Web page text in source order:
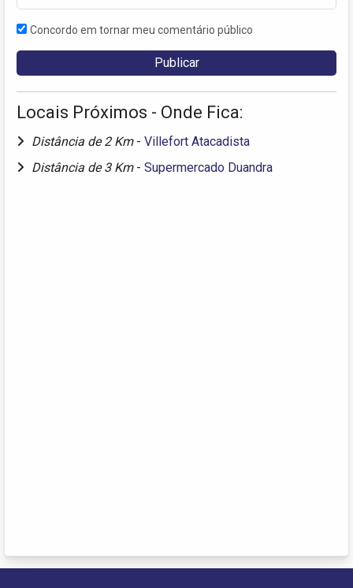
Concordo em tornar meu comentário público
Locais Próximos - Onde Fica:
Distância de 2 Km - Villefort Atacadista
Distância de 3 Km - Supermercado Duandra